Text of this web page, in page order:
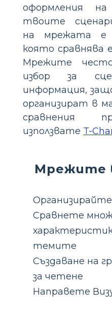
оформления на
твоите
на мрежата е
която сравнява
Мрежите
избор за
информация,
организират в
сравнения
използвате T-
Мрежите
Сравнете
темите
Създаване на
за четене
Направете